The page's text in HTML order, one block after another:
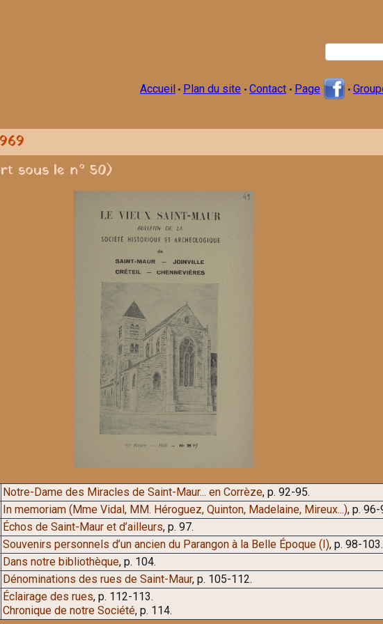
Accueil • Plan du site • Contact • Page •
sous le n° 50)
Notre-Dame des Miracles de Saint-Maur... en Corrèze, p. 92-95.
In memoriam (Mme Vidal, MM. Héroguez, Quinton, Madelaine, Mireux...), p. 96-
Échos de Saint-Maur et d’ailleurs, p. 97.
Souvenirs personnels d’un ancien du Parangon à la Belle Époque (I), p. 98-103.
Dans notre bibliothèque, p. 104.
Dénominations des rues de Saint-Maur, p. 105-112.
Éclairage des rues, p. 112-113.
Chronique de notre Société, p. 114.